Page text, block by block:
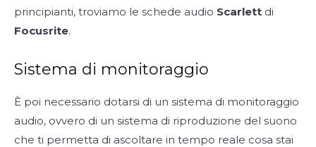
principianti, troviamo le schede audio Scarlett di
Focusrite.
Sistema di monitoraggio
È poi necessario dotarsi di un sistema di monitoraggio
audio, ovvero di un sistema di riproduzione del suono
che ti permetta di ascoltare in tempo reale cosa stai